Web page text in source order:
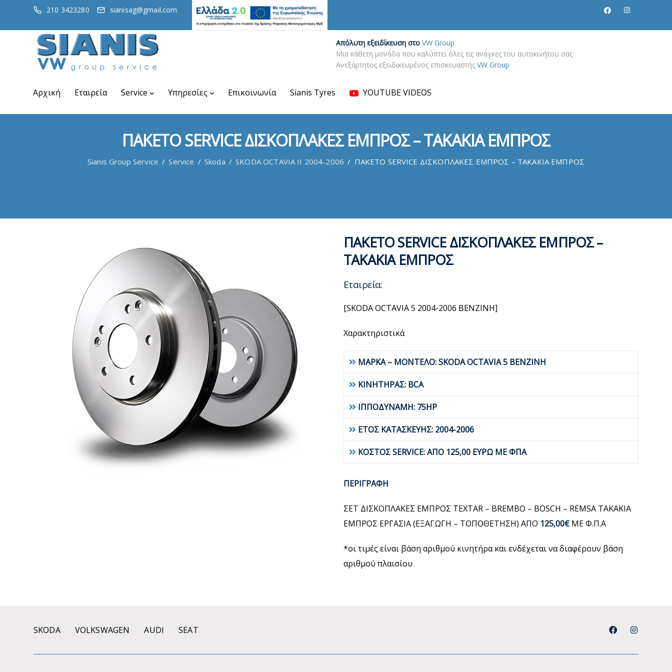
210 3423280 sianisag@gmail.com
Απόλυτη εξειδίκευση στο VW Group
Μια κάθετη μονάδα που καλύπτει όλες τις ανάγκες του αυτοκινήτου σας
Ανεξάρτητος εξειδικευμένος επισκευαστής VW Group
Αρχική Εταιρεία Service Υπηρεσίες Επικοινωνία Sianis Tyres YOUTUBE VIDEOS
ΠΑΚΕΤΟ SERVICE ΔΙΣΚΟΠΛΑΚΕΣ ΕΜΠΡΟΣ – ΤΑΚΑΚΙΑ ΕΜΠΡΟΣ
Sianis Group Service / Service / Skoda / SKODA OCTAVIA II 2004-2006 / ΠΑΚΕΤΟ SERVICE ΔΙΣΚΟΠΛΑΚΕΣ ΕΜΠΡΟΣ – ΤΑΚΑΚΙΑ ΕΜΠΡΟΣ
ΠΑΚΕΤΟ SERVICE ΔΙΣΚΟΠΛΑΚΕΣ ΕΜΠΡΟΣ –
ΤΑΚΑΚΙΑ ΕΜΠΡΟΣ
Εταιρεία:
[SKODA OCTAVIA 5 2004-2006 BENZINH]
Χαρακτηριστικά
ΜΑΡΚΑ – ΜΟΝΤΕΛΟ: SKODA OCTAVIA 5 BENZINH
ΚΙΝΗΤΗΡΑΣ: BCA
ΙΠΠΟΔΥΝΑΜΗ: 75HP
ΕΤΟΣ ΚΑΤΑΣΚΕΥΗΣ: 2004-2006
ΚΟΣΤΟΣ SERVICE: ΑΠΟ 125,00 ΕΥΡΩ ΜΕ ΦΠΑ
ΠΕΡΙΓΡΑΦΗ
ΣΕΤ ΔΙΣΚΟΠΛΑΚΕΣ ΕΜΠΡΟΣ TEXTAR – BREMBO – BOSCH – REMSA ΤΑΚΑΚΙΑ
ΕΜΠΡΟΣ ΕΡΓΑΣΙΑ (ΕΞΑΓΩΓΗ – ΤΟΠΟΘΕΤΗΣΗ) ΑΠΟ 125,00€ ΜΕ Φ.Π.Α
*οι τιμές είναι βάση αριθμού κινητήρα και ενδέχεται να διαφέρουν βάση
αριθμού πλαισίου
SKODA VOLKSWAGEN AUDI SEAT